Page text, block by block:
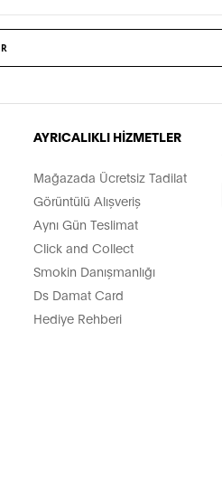
AYRICALIKLI HİZMETLER
Mağazada Ücretsiz Tadilat
Görüntülü Alışveriş
Aynı Gün Teslimat
Click and Collect
Smokin Danışmanlığı
Ds Damat Card
Hediye Rehberi